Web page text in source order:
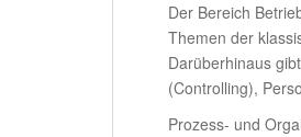
Der Bereich
Themen der
Darüberhinaus
(Controlling),
Prozess- und